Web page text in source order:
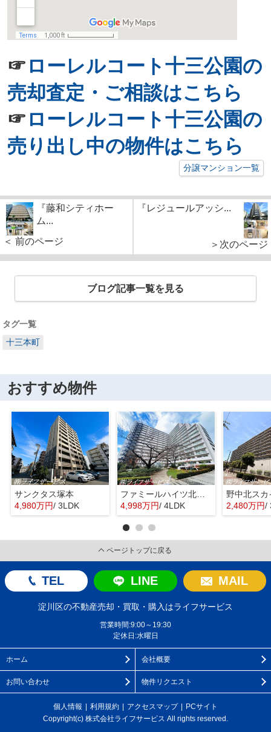
☞ ローレルコート十三公園の
売却査定・ご相談はこちら
☞ ローレルコート十三公園の
売り出し中の物件はこちら
分譲マンション一覧
『藤和シティホー
ム...
＜ 前のページ
『レジュールアッシ...
＞次のページ
ブログ記事一覧を見る
タグ一覧
十三本町
おすすめ物件
サンクタス塚本
4,980万円/ 3LDK
ファミールハイツ北大阪４号棟
4,998万円/ 4LDK
野中北スカ
2,480万円/
ページトップに戻る
TEL LINE MAIL
淀川区の不動産売却・買取・購入はライフサービス
営業時間:9:00～19:30
定休日:水曜日
ホーム 会社概要
お問い合わせ 物件リクエスト
個人情報 利用規約 アクセスマップ
PCサイト
Copyright(c) 株式会社ライフサービス All rights reserved.